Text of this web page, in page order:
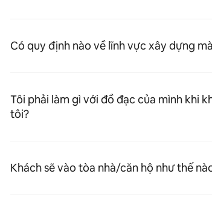
Có quy định nào về lĩnh vực xây dựng
Tôi phải làm gì với đồ đạc của mình khi
tôi?
Khách sẽ vào tòa nhà/căn hộ như thế